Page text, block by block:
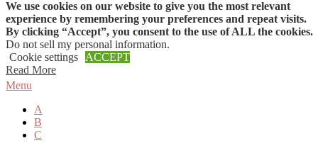
Skip to content
Menu
A
B
C
We use cookies on our website to give you the most relevant
experience by remembering your preferences and repeat visits.
By clicking “Accept”, you consent to the use of ALL the cookies.
Do not sell my personal information.
Cookie settings
ACCEPT
Read More